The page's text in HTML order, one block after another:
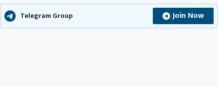
Telegram Group Join Now